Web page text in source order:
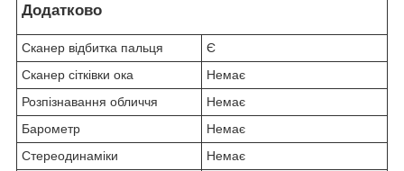
Додатково
Сканер відбитка пальця
Є
Сканер сітківки ока
Немає
Розпізнавання обличчя
Немає
Барометр
Немає
Стереодинаміки
Немає